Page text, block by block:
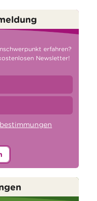
erfahren?
Newsletter!